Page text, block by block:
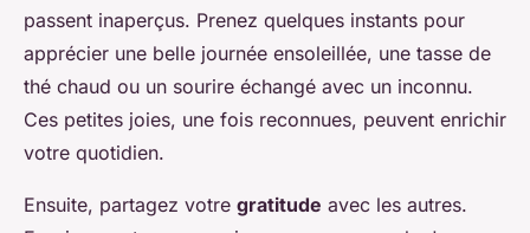
passent inaperçus. Prenez quelques instants pour
apprécier une belle journée ensoleillée, une tasse de
thé chaud ou un sourire échangé avec un inconnu.
Ces petites joies, une fois reconnues, peuvent enrichir
votre quotidien.
Ensuite, partagez votre gratitude avec les autres.